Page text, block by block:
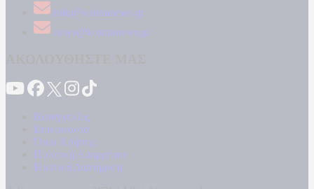
info@kontranews.gr
news@kontranews.gr
Καταγγελίες
Επικοινωνία
Όροι Χρήσης
Πολιτική Απορρήτου
Κρατική Διαφήμιση